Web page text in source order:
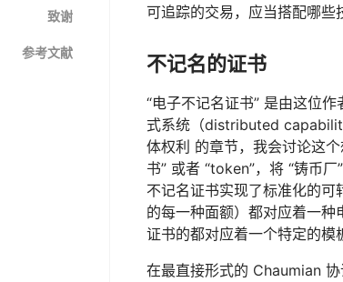
致谢
参考文献
可追踪的交易，应当搭配哪些
不记名的证书
“电子不记名证书” 是由这位作
式系统（distributed
体权利 的章节，我会讨论这
书” 或者 “token”，将 “铸币
不记名证书实现了标准化的可
的每一种面额）都对应着一
证书的都对应着一个特定的模
在最直接形式的 Chaumian